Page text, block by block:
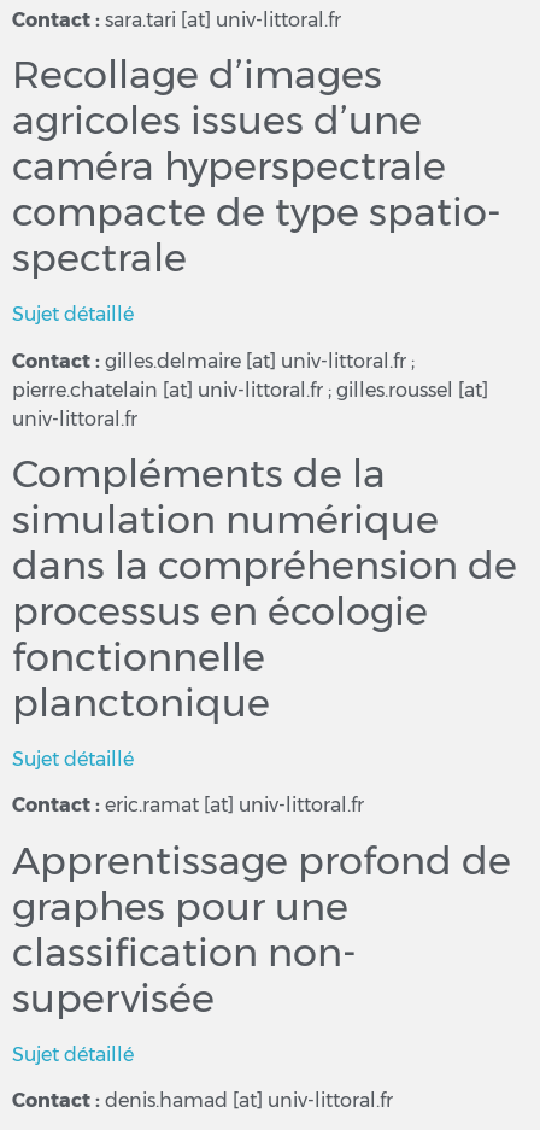
Contact : sara.tari [at] univ-littoral.fr
Recollage d’images
agricoles issues d’une
caméra hyperspectrale
compacte de type spatio-
spectrale
Sujet détaillé
Contact : gilles.delmaire [at] univ-littoral.fr ;
pierre.chatelain [at] univ-littoral.fr ; gilles.roussel [at]
univ-littoral.fr
Compléments de la
simulation numérique
dans la compréhension de
processus en écologie
fonctionnelle
planctonique
Sujet détaillé
Contact : eric.ramat [at] univ-littoral.fr
Apprentissage profond de
graphes pour une
classification non-
supervisée
Sujet détaillé
Contact : denis.hamad [at] univ-littoral.fr